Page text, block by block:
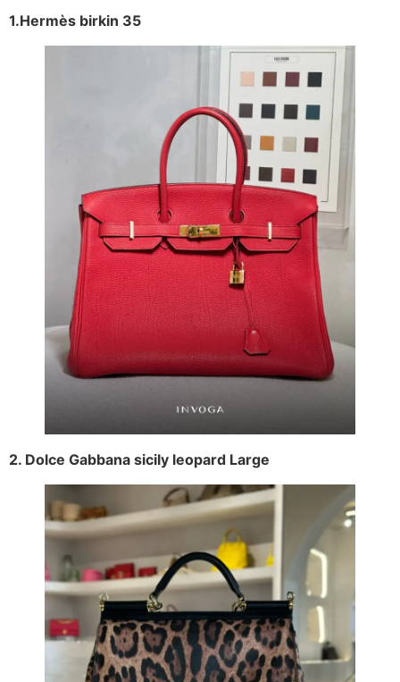
1.Hermès birkin 35
2. Dolce Gabbana sicily leopard Large